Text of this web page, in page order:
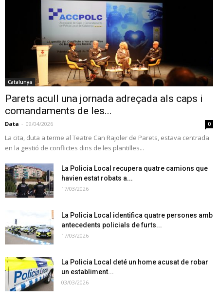
Catalunya
Parets acull una jornada adreçada als caps i
comandaments de les...
Data - 09/04/2026 0
La cita, duta a terme al Teatre Can Rajoler de Parets, estava centrada
en la gestió de conflictes dins de les plantilles...
La Policia Local recupera quatre camions que
havien estat robats a...
17/03/2026
La Policia Local identifica quatre persones amb
antecedents policials de furts...
17/03/2026
La Policia Local deté un home acusat de robar
un establiment...
03/03/2026